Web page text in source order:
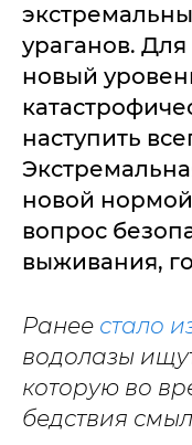
ураганов. Для
новый
наступить
новой
вопрос
выживания,
Ранее стало
водолазы
которую во
бедствия